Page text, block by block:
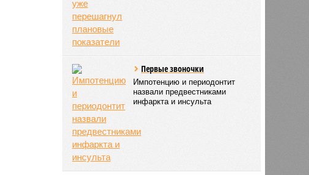
Первые звоночки
Импотенцию и периодонтит
назвали предвестниками
инфаркта и инсульта